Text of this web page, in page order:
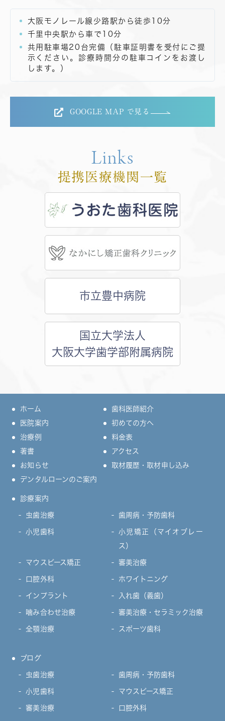
大阪モノレール線少路駅から徒歩10分
千里中央駅から車で10分
共用駐車場20台完備（駐車証明書を受付にご提
示ください。診療時間分の駐車コインをお渡し
します。）
GOOGLE MAP で見る
Links
提携医療機関一覧
市立豊中病院
国立大学法人
大阪大学歯学部附属病院
ホーム
歯科医師紹介
医院案内
初めての方へ
治療例
料金表
著書
アクセス
お知らせ
取材履歴・取材申し込み
デンタルローンのご案内
診療案内
虫歯治療 歯周病・予防歯科
小児歯科
小児矯正（マイオブレー
ス）
マウスピース矯正 審美治療
口腔外科 ホワイトニング
インプラント 入れ歯（義歯）
噛み合わせ治療 審美治療・セラミック治療
全顎治療 スポーツ歯科
ブログ
虫歯治療 歯周病・予防歯科
小児歯科 マウスピース矯正
審美治療 口腔外科